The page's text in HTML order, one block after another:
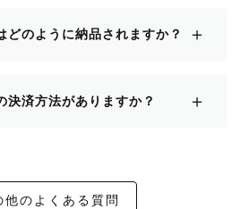
どのように納品されますか？ ＋
決済方法がありますか？ ＋
他のよくある質問